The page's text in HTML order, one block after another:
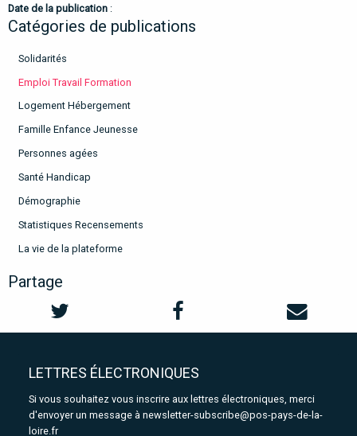
Date de la publication :
Catégories de publications
Solidarités
Emploi Travail Formation
Logement Hébergement
Famille Enfance Jeunesse
Personnes agées
Santé Handicap
Démographie
Statistiques Recensements
La vie de la plateforme
Partage
LETTRES ÉLECTRONIQUES
Si vous souhaitez vous inscrire aux lettres électroniques, merci
d'envoyer un message à newsletter-subscribe@pos-pays-de-la-
loire.fr